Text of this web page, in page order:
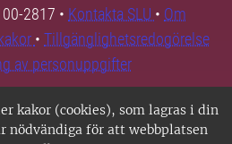
kakor (cookies), som lagras i din
nödvändiga för att webbplatsen
2817 • Kontakta SLU • Om
• Tillgänglighetsredogörelse
av personuppgifter